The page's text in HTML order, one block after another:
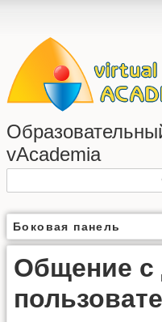
vAcademia
Боковая панель
Общение с